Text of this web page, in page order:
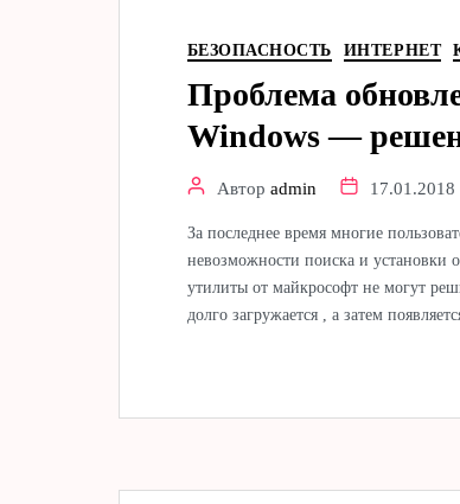
БЕЗОПАСНОСТЬ ИНТЕРНЕТ
Проблема
Windows —
Автор admin 17.01.2018
За последнее время многие
невозможности поиска и установки
утилиты от майкрософт не могут
долго загружается , а затем